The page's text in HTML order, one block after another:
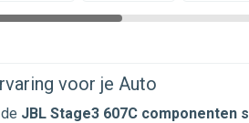
voor je Auto
JBL Stage3 607C componenten